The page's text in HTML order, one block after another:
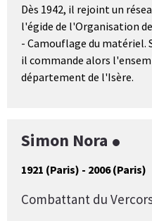
Dès 1942, il rejoint un
l'égide de l'Organisation
- Camouflage du matériel.
il commande alors
département de l'Isère.
Simon Nora
1921 (Paris) - 2006 (Paris)
Combattant du